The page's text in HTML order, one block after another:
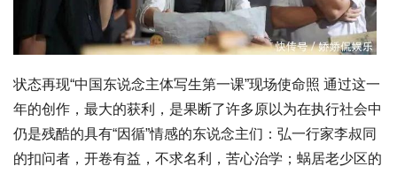
状态再现“中国东说念主体写生第一课”现场使命照 通过这一
年的创作，最大的获利，是果断了许多原以为在执行社会中
仍是残酷的具有“因循”情感的东说念主们：弘一行家李叔同
的扣问者，开卷有益，不求名利，苦心治学；蜗居老少区的